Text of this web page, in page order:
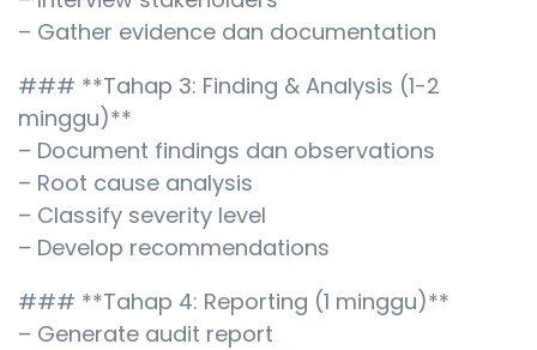
– Gather evidence dan documentation
### **Tahap 3: Finding & Analysis (1-2
minggu)**
– Document findings dan observations
– Root cause analysis
– Classify severity level
– Develop recommendations
### **Tahap 4: Reporting (1 minggu)**
– Generate audit report